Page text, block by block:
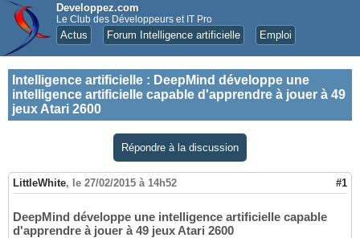
Developpez.com
Le Club des Développeurs et IT Pro
Actus Forum Intelligence artificielle Emploi
Intelligence artificielle : DeepMind développe une
intelligence artificielle capable d'apprendre à jouer à 49
jeux Atari 2600
Répondre à la discussion
LittleWhite, le 27/02/2015 à 14h52 #1
DeepMind développe une intelligence artificielle capable
d'apprendre à jouer à 49 jeux Atari 2600